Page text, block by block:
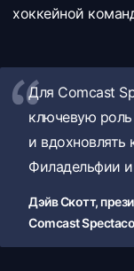
хоккейной
Для Comcast
ключевую
и вдохновлять
Филадельфии
Дэйв Скотт,
Comcast